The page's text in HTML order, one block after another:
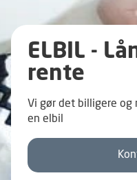
ELBIL -
rente
Vi gør det billigere og
en elbil